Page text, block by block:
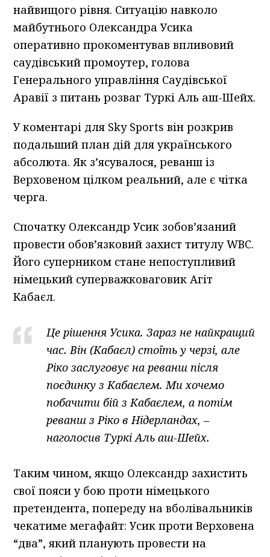
найвищого рівня. Ситуацію навколо
майбутнього Олександра Усика
оперативно прокоментував впливовий
саудівський промоутер, голова
Генерального управління Саудівської
Аравії з питань розваг Туркі Аль аш-Шейх.
У коментарі для Sky Sports він розкрив
подальший план дій для українського
абсолюта. Як з’ясувалося, реванш із
Верховеном цілком реальний, але є чітка
черга.
Спочатку Олександр Усик зобов’язаний
провести обов’язковий захист титулу WBC.
Його суперником стане непоступливий
німецький суперважковаговик Агіт
Кабаєл.
Це рішення Усика. Зараз не найкращий
час. Він (Кабаєл) стоїть у черзі, але
Ріко заслуговує на реванш після
поєдинку з Кабаєлем. Ми хочемо
побачити бій з Кабаєлем, а потім
реванш з Ріко в Нідерландах, –
наголосив Туркі Аль аш-Шейх.
Таким чином, якщо Олександр захистить
свої пояси у бою проти німецького
претендента, попереду на вболівальників
чекатиме мегафайт: Усик проти Верховена
“два”, який планують провести на